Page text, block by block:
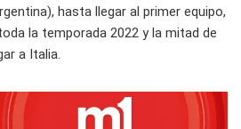
hasta llegar al primer equipo,
la temporada 2022 y la mitad de
a Italia.